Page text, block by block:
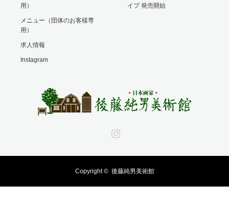
用）
メニュー（団体のお客様専
用）
求人情報
Instagram
イプ 発売開始
Copyright © 後藤純男美術館